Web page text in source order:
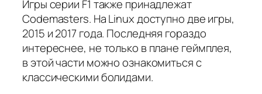
Игры серии F1 также принадлежат
Codemasters. На Linux доступно две игры,
2015 и 2017 года. Последняя гораздо
интереснее, не только в плане геймплея,
в этой части можно ознакомиться с
классическими болидами.